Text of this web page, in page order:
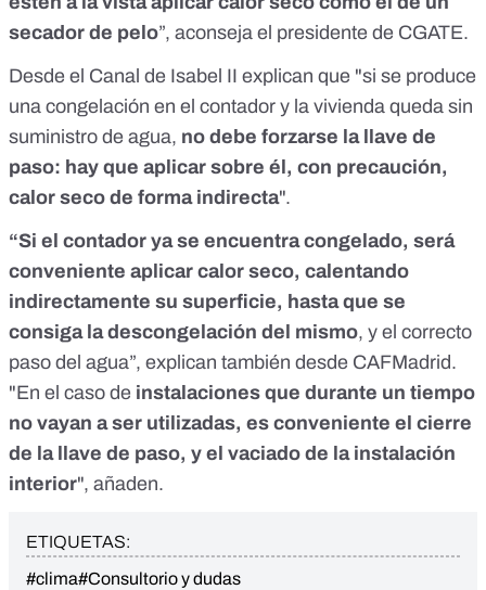
secador de pelo”, aconseja el presidente de CGATE.
Desde el Canal de Isabel II explican que "si se produce
una congelación en el contador y la vivienda queda sin
suministro de agua, no debe forzarse la llave de
paso: hay que aplicar sobre él, con precaución,
calor seco de forma indirecta".
“Si el contador ya se encuentra congelado, será
conveniente aplicar calor seco, calentando
indirectamente su superficie, hasta que se
consiga la descongelación del mismo, y el correcto
paso del agua”, explican también desde CAFMadrid.
"En el caso de instalaciones que durante un tiempo
no vayan a ser utilizadas, es conveniente el cierre
de la llave de paso, y el vaciado de la instalación
interior", añaden.
ETIQUETAS:
#clima#Consultorio y dudas